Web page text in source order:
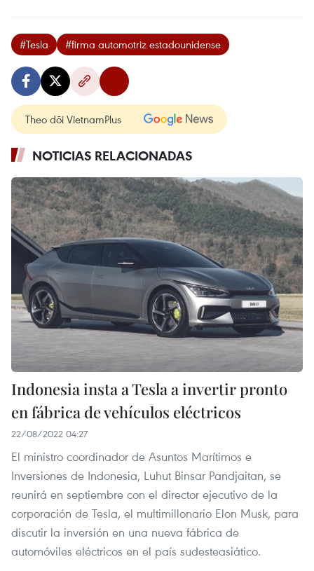
#Tesla #firma automotriz estadounidense
Theo dõi VietnamPlus
NOTICIAS RELACIONADAS
Indonesia insta a Tesla a invertir pronto
en fábrica de vehículos eléctricos
22/08/2022 04:27
El ministro coordinador de Asuntos Marítimos e
Inversiones de Indonesia, Luhut Binsar Pandjaitan, se
reunirá en septiembre con el director ejecutivo de la
corporación de Tesla, el multimillonario Elon Musk, para
discutir la inversión en una nueva fábrica de
automóviles eléctricos en el país sudesteasiático.